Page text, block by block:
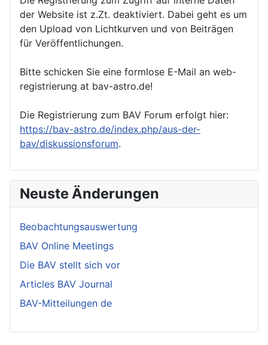
der Website ist z.Zt. deaktiviert. Dabei geht es um
den Upload von Lichtkurven und von Beiträgen
für Veröffentlichungen.
Bitte schicken Sie eine formlose E-Mail an web-
registrierung at bav-astro.de!
Die Registrierung zum BAV Forum erfolgt hier:
https://bav-astro.de/index.php/aus-der-
bav/diskussionsforum.
Neuste Änderungen
Beobachtungsauswertung
BAV Online Meetings
Die BAV stellt sich vor
Articles BAV Journal
BAV-Mitteilungen de